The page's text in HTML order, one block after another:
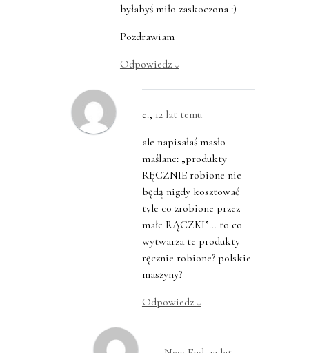
byłabyś miło zaskoczona :)
Pozdrawiam
Odpowiedz ↓
e., 12 lat temu
ale napisałaś masło
maślane: „produkty
RĘCZNIE robione nie
będą nigdy kosztować
tyle co zrobione przez
małe RĄCZKI”… to co
wytwarza te produkty
ręcznie robione? polskie
maszyny?
Odpowiedz ↓